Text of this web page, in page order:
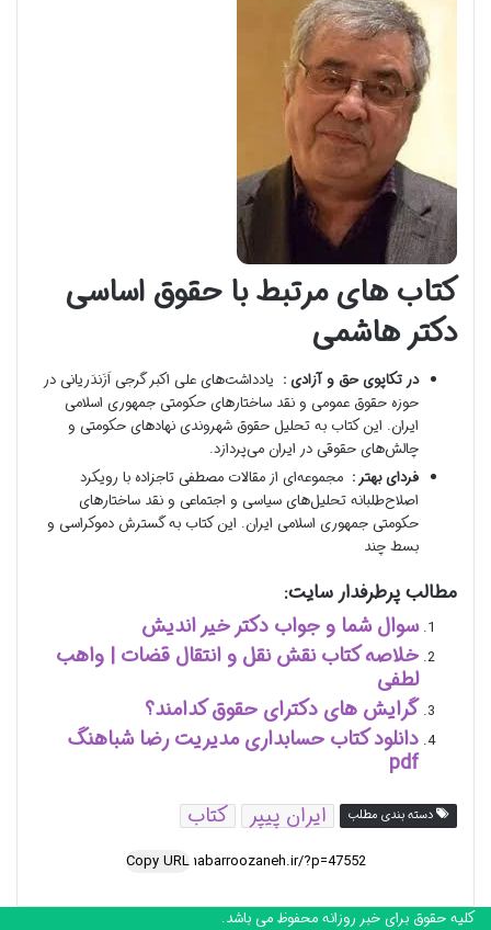
کتاب های مرتبط با حقوق اساسی
دکتر هاشمی
در تکاپوی حق و آزادی : یادداشت‌های علی اکبر گرجی اَزَندَریانی در
حوزه حقوق عمومی و نقد ساختارهای حکومتی جمهوری اسلامی
ایران. این کتاب به تحلیل حقوق شهروندی نهادهای حکومتی و
چالش‌های حقوقی در ایران می‌پردازد.
فردای بهتر : مجموعه‌ای از مقالات مصطفی تاجزاده با رویکرد
اصلاح‌طلبانه تحلیل‌های سیاسی و اجتماعی و نقد ساختارهای
حکومتی جمهوری اسلامی ایران. این کتاب به گسترش دموکراسی و
بسط چند
مطالب پرطرفدار سایت:
سوال شما و جواب دکتر خیر اندیش
خلاصه کتاب نقش نقل و انتقال قضات | واهب
لطفی
گرایش های دکترای حقوق کدامند؟
دانلود کتاب حسابداری مدیریت رضا شباهنگ
pdf
دسته بندی مطلب ایران پیپر کتاب
Copy URL
کلیه حقوق برای خبر روزانه محفوظ می باشد.